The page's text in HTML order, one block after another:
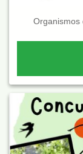
Organismos